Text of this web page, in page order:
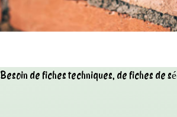
Besoin de fiches techniques, de fiches de